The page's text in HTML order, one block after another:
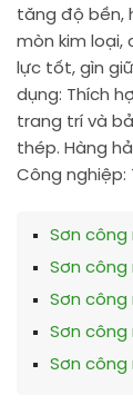
tăng độ bền,
mòn kim loại,
lực tốt, gìn
dụng: Thích
trang trí và
thép. Hàng
Công nghiệp:
Sơn công
Sơn công
Sơn công
Sơn công
Sơn công